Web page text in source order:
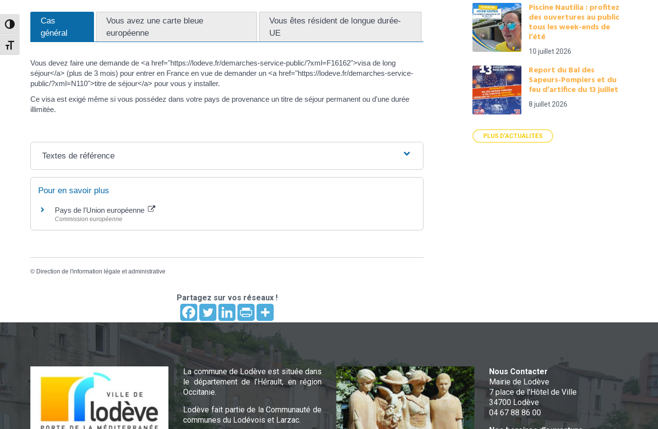
Passer en contraste élevé
Changer la taille de la police
Cas
général
Vous avez une carte bleue
européenne
Vous êtes résident de longue durée-
UE
Vous devez faire une demande de <a href="https://lodeve.fr/demarches-service-public/?xml=F16162">visa de long
séjour</a> (plus de 3 mois) pour entrer en France en vue de demander un <a href="https://lodeve.fr/demarches-service-
public/?xml=N110">titre de séjour</a> pour vous y installer.
Ce visa est exigé même si vous possédez dans votre pays de provenance un titre de séjour permanent ou d'une durée
illimitée.
Textes de référence
Pour en savoir plus
Pays de l'Union européenne
Commission européenne
© Direction de l'information légale et administrative
Partagez sur vos réseaux !
Piscine Nautilia : profitez
des ouvertures au public
tous les week-ends de
l’été
10 juillet 2026
Report du Bal des
Sapeurs-Pompiers et du
feu d’artifice du 13 juillet
8 juillet 2026
PLUS D'ACTUALITÉS
La commune de Lodève est située dans
le département de l'Hérault, en région
Occitanie.
Lodève fait partie de la Communauté de
communes du Lodévois et Larzac.
Nous Contacter
Mairie de Lodève
7 place de l'Hôtel de Ville
34700 Lodève
04 67 88 86 00